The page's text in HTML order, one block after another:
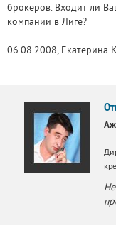
брокеров. Входит ли
компании в Лиге?
06.08.2008, Екатерина